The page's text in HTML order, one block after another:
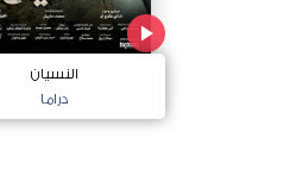
النسيان
دراما